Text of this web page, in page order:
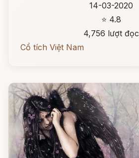
14-03-2020
⭐ 4.8
4,756 lượt đọc
Cổ tích Việt Nam